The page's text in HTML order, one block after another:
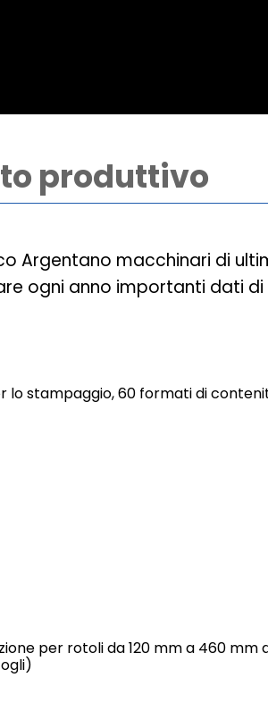
produttivo
Argentano macchinari di
ogni anno importanti dati
lo stampaggio, 60 formati di
per rotoli da 120 mm a 460 mm